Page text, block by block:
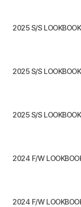
2025 S/S
2025 S/S
2025 S/S
2024 F/W
2024 F/W